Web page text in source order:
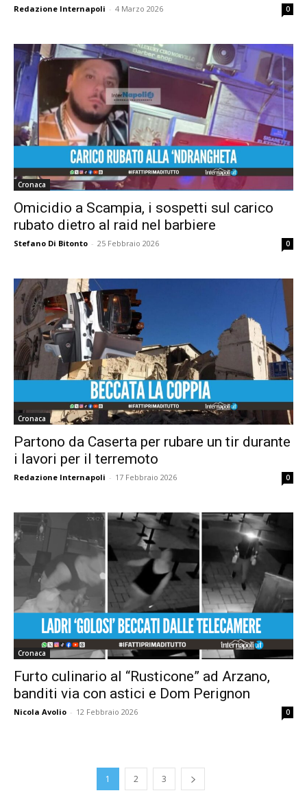
Redazione Internapoli - 4 Marzo 2026 0
Cronaca
Omicidio a Scampia, i sospetti sul carico
rubato dietro al raid nel barbiere
Stefano Di Bitonto - 25 Febbraio 2026 0
Cronaca
Partono da Caserta per rubare un tir durante
i lavori per il terremoto
Redazione Internapoli - 17 Febbraio 2026 0
Cronaca
Furto culinario al “Rusticone” ad Arzano,
banditi via con astici e Dom Perignon
Nicola Avolio - 12 Febbraio 2026 0
1 2 3